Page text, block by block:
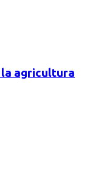
la agricultura